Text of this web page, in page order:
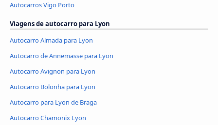
Autocarros Vigo Porto
Viagens de autocarro para Lyon
Autocarro Almada para Lyon
Autocarro de Annemasse para Lyon
Autocarro Avignon para Lyon
Autocarro Bolonha para Lyon
Autocarro para Lyon de Braga
Autocarro Chamonix Lyon